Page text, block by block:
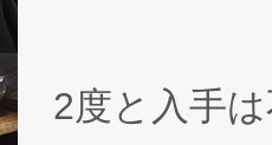
2度と入手